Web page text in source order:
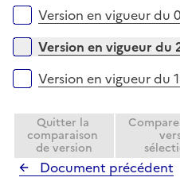
e
e
Version en vigueur du
Version en vigueur du
Version en vigueur du
Quitter la
comparaison
de version
Document précédent